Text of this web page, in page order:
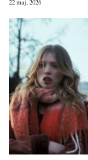
22 maj, 2026